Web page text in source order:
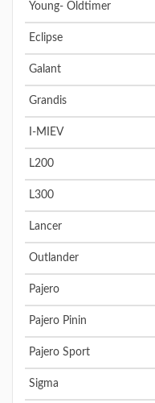
Young- Oldtimer
Eclipse
Galant
Grandis
I-MIEV
L200
L300
Lancer
Outlander
Pajero
Pajero Pinin
Pajero Sport
Sigma